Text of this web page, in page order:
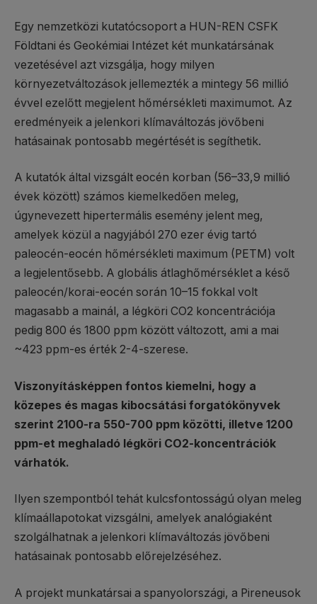
Egy nemzetközi kutatócsoport a HUN-REN CSFK
Földtani és Geokémiai Intézet két munkatársának
vezetésével azt vizsgálja, hogy milyen
környezetváltozások jellemezték a mintegy 56 millió
évvel ezelőtt megjelent hőmérsékleti maximumot. Az
eredményeik a jelenkori klímaváltozás jövőbeni
hatásainak pontosabb megértését is segíthetik.
A kutatók által vizsgált eocén korban (56–33,9 millió
évek között) számos kiemelkedően meleg,
úgynevezett hipertermális esemény jelent meg,
amelyek közül a nagyjából 270 ezer évig tartó
paleocén-eocén hőmérsékleti maximum (PETM) volt
a legjelentősebb. A globális átlaghőmérséklet a késő
paleocén/korai-eocén során 10–15 fokkal volt
magasabb a mainál, a légköri CO2 koncentrációja
pedig 800 és 1800 ppm között változott, ami a mai
~423 ppm-es érték 2-4-szerese.
Viszonyításképpen fontos kiemelni, hogy a
közepes és magas kibocsátási forgatókönyvek
szerint 2100-ra 550-700 ppm közötti, illetve 1200
ppm-et meghaladó légköri CO2-koncentrációk
várhatók.
Ilyen szempontból tehát kulcsfontosságú olyan meleg
klímaállapotokat vizsgálni, amelyek analógiaként
szolgálhatnak a jelenkori klímaváltozás jövőbeni
hatásainak pontosabb előrejelzéséhez.
A projekt munkatársai a spanyolországi, a Pireneusok